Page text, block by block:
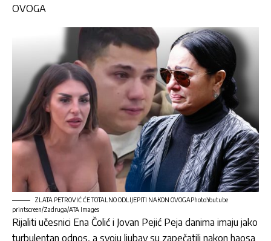
OVOGA
ZLATA PETROVIĆ ĆE TOTALNO ODLIJEPITI NAKON OVOGAPhoto:Youtube
printscreen/Zadruga/ATA Images
Rijaliti učesnici Ena Čolić i Jovan Pejić Peja danima imaju jako
turbulentan odnos, a svoju ljubav su zapečatili nakon haosa